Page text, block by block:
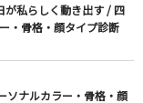
が私らしく動き出す / 四
・骨格・顔タイプ診断
ナルカラー・骨格・顔